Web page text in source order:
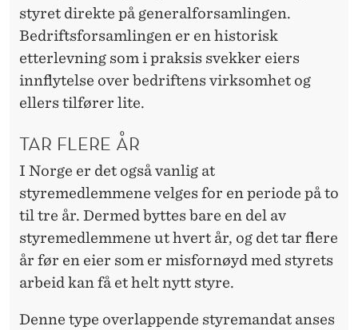
styret direkte på generalforsamlingen.
Bedriftsforsamlingen er en historisk
etterlevning som i praksis svekker eiers
innflytelse over bedriftens virksomhet og
ellers tilfører lite.
TAR FLERE ÅR
I Norge er det også vanlig at
styremedlemmene velges for en periode på to
til tre år. Dermed byttes bare en del av
styremedlemmene ut hvert år, og det tar flere
år før en eier som er misfornøyd med styrets
arbeid kan få et helt nytt styre.
Denne type overlappende styremandat anses